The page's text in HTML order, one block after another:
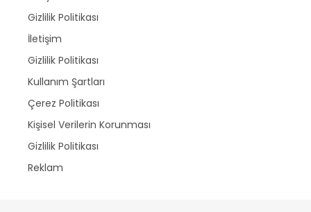
Gizlilik Politikası
İletişim
Gizlilik Politikası
Kullanım Şartları
Çerez Politikası
Kişisel Verilerin Korunması
Gizlilik Politikası
Reklam